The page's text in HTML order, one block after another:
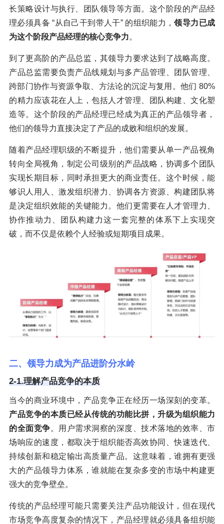
长策略设计与执行、团队领导等方面。这个阶段的产品经
理必须具备 “从自己干到带人干” 的组织能力，领导力已成
为这个阶段产品经理的核心竞争力。
到了更高阶的产品总监，其领导力要求达到了战略高度。
产品总监需要负责产品线规划与多产品管理、团队管理、
跨部门协作与资源争取、方法论的沉淀与复用。他们 80%
的精力应该花在人上，包括人才管理、团队构建、文化塑
造等。这个阶段的产品经理已经成为真正的产品领导者，
他们的领导力直接决定了产品的成败和组织的发展。
随着产品经理职级的不断提升，他们需要从单一产品视角
转向全局视角，制定公司级别的产品战略，协调多个团队
实现长期目标，同时承担更大的商业责任。这个时候，能
够识人用人、激发组织潜力、协调各方资源、构建团队将
是决定组织效能的关键能力。他们更需要在人才管理力、
协作推动力、团队构建力这一套完整的体系下上实现突
破，而不仅是依赖个人经验或短期项目成果。
二、领导力成为产品进阶分水岭
2-1.理解产品竞争的本质
当今的商业环境中，产品竞争正在经历一场深刻的变革。
产品竞争的本质已经从传统的功能比拼，升级为组织能力
的全面竞争。用户需求洞察的深度、技术落地的效率、市
场响应的速度，都取决于组织能否高效协同、快速迭代、
持续创新和稳定输出高质量产品。这意味着，谁拥有更强
大的产品领导力体系，谁就能在复杂多变的市场中构建更
强大的竞争壁垒。
传统的产品经理可能只需要关注产品功能设计，但在现代
市场竞争高度复杂的情况下，产品经理就必须具备组织能